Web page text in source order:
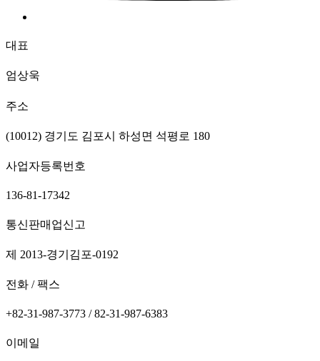
대표
엄상욱
주소
(10012) 경기도 김포시 하성면 석평로 180
사업자등록번호
136-81-17342
통신판매업신고
제 2013-경기김포-0192
전화 / 팩스
+82-31-987-3773 / 82-31-987-6383
이메일